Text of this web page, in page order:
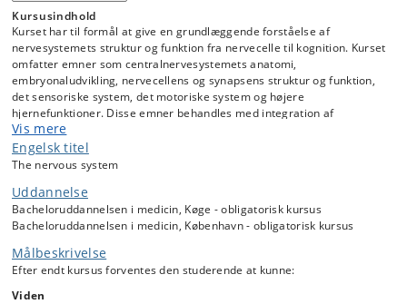
Kursusindhold
Kurset har til formål at give en grundlæggende forståelse af
nervesystemets struktur og funktion fra nervecelle til kognition. Kurset
omfatter emner som centralnervesystemets anatomi,
embryonaludvikling, nervecellens og synapsens struktur og funktion,
det sensoriske system, det motoriske system og højere
hjernefunktioner. Disse emner behandles med integration af
nervesystemets anatomi og fysiologi på cellulært og systemisk niveau.
Vis mere
Engelsk titel
The nervous system
Uddannelse
Bacheloruddannelsen i medicin, Køge - obligatorisk kursus
Bacheloruddannelsen i medicin, København - obligatorisk kursus
Målbeskrivelse
Efter endt kursus forventes den studerende at kunne:
Viden